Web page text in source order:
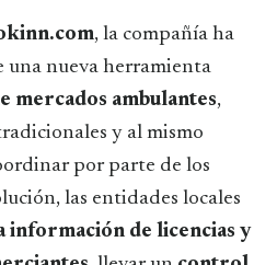
, la compañía ha
una nueva herramienta
mercados ambulantes,
y al mismo
por parte de los
las entidades locales
información de licencias y